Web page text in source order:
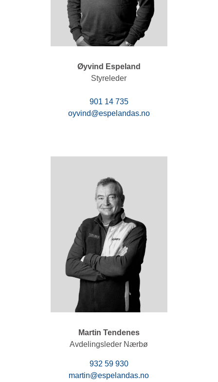
Øyvind Espeland
Styreleder
901 14 735
oyvind@espelandas.no
Martin Tendenes
Avdelingsleder Nærbø
932 59 930
martin@espelandas.no